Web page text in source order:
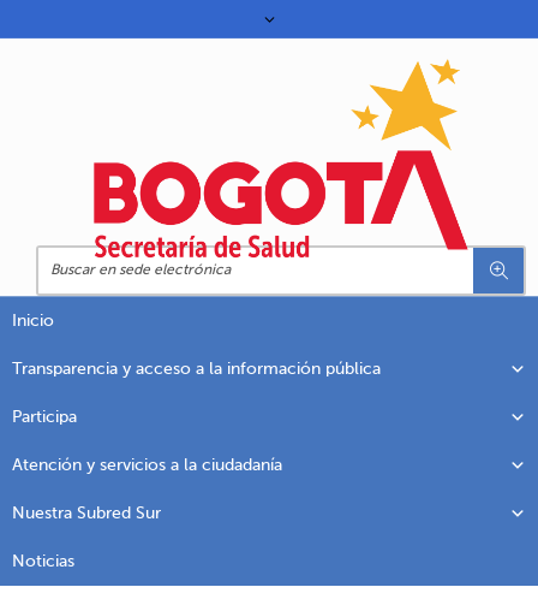
Inicio
Transparencia y acceso a la información pública
Participa
Atención y servicios a la ciudadanía
Nuestra Subred Sur
Noticias